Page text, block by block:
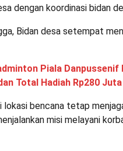
dengan koordinasi bidan
Bidan desa setempat
Piala Danpussenif
Total Hadiah Rp280 Juta
lokasi bencana tetap
misi melayani